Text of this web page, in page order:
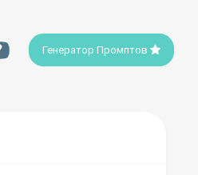
Генератор Промптов